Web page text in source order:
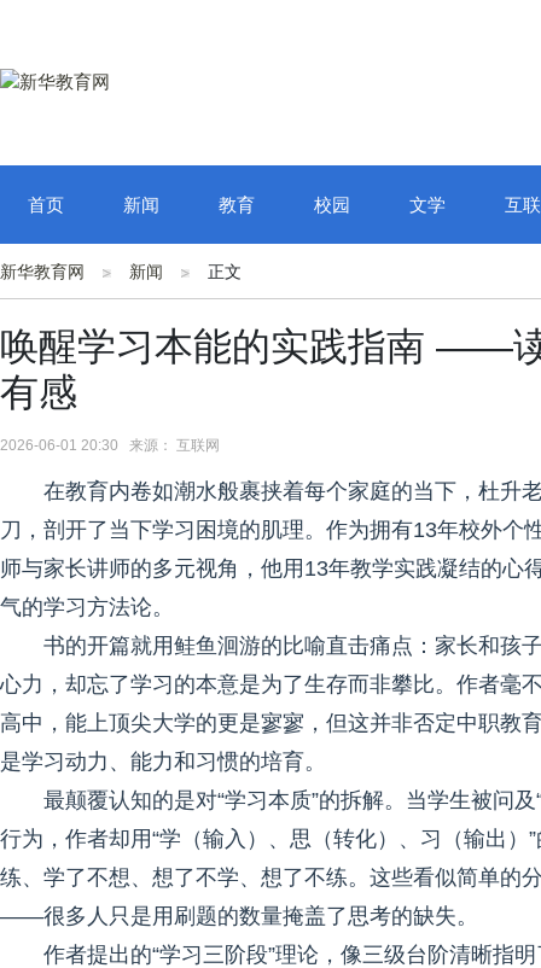
首页 新闻 教育 校园 文学 互
新华教育网 新闻 正文
唤醒学习本能的实践指南 ——
有感
2026-06-01 20:30 来源： 互联网
在教育内卷如潮水般裹挟着每个家庭的当下，杜升
刀，剖开了当下学习困境的肌理。作为拥有13年校外个
师与家长讲师的多元视角，他用13年教学实践凝结的心
气的学习方法论。
书的开篇就用鲑鱼洄游的比喻直击痛点：家长和孩
心力，却忘了学习的本意是为了生存而非攀比。作者
高中，能上顶尖大学的更是寥寥，但这并非否定中职教
是学习动力、能力和习惯的培育。
最颠覆认知的是对“学习本质”的拆解。当学生被问
行为，作者却用“学（输入）、思（转化）、习（输出）
练、学了不想、想了不学、想了不练。这些看似简单的
——很多人只是用刷题的数量掩盖了思考的缺失。
作者提出的“学习三阶段”理论，像三级台阶清晰指